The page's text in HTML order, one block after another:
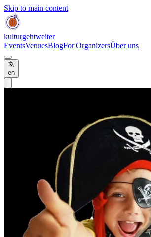
Skip to main content
kulturgehtweiter
EventsVenuesBlogFor OrganizersÜber uns
en